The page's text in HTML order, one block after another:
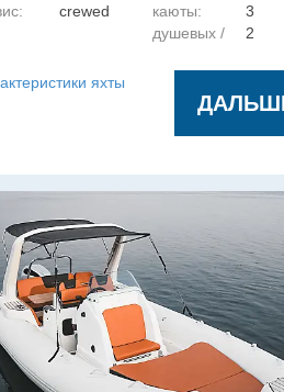
crewed
каюты:
3
душевых /
2
яхты